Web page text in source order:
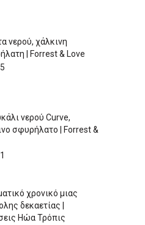
νερού, χάλκινη
| Forrest & Love
νερού Curve,
σφυρήλατο | Forrest &
χρονικό μιας
δεκαετίας |
Ηώα Τρόπις